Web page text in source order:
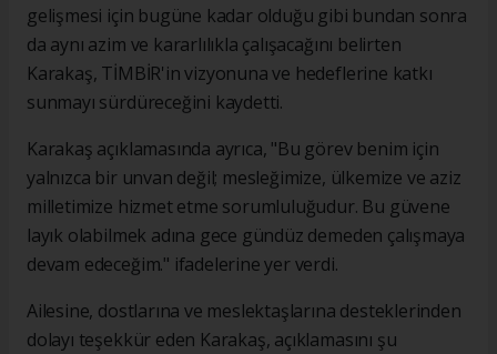
gelişmesi için bugüne kadar olduğu gibi bundan sonra
da aynı azim ve kararlılıkla çalışacağını belirten
Karakaş, TİMBİR'in vizyonuna ve hedeflerine katkı
sunmayı sürdüreceğini kaydetti.
Karakaş açıklamasında ayrıca, "Bu görev benim için
yalnızca bir unvan değil; mesleğimize, ülkemize ve aziz
milletimize hizmet etme sorumluluğudur. Bu güvene
layık olabilmek adına gece gündüz demeden çalışmaya
devam edeceğim." ifadelerine yer verdi.
Ailesine, dostlarına ve meslektaşlarına desteklerinden
dolayı teşekkür eden Karakaş, açıklamasını şu